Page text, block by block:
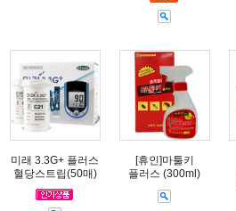
미래 3.3G+ 플러스
혈당스트립(50매)
[휴인]마툴키
플러스 (300ml)